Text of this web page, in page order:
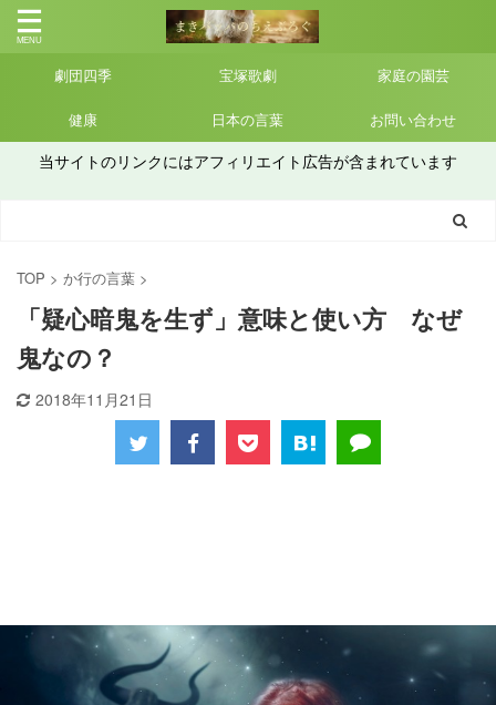
劇団四季 宝塚歌劇 家庭の園芸
健康 日本の言葉 お問い合わせ
当サイトのリンクにはアフィリエイト広告が含まれています
TOP > か行の言葉 >
「疑心暗鬼を生ず」意味と使い方 なぜ
鬼なの？
2018年11月21日